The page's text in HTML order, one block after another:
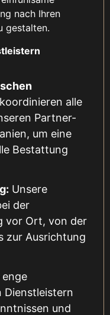
nach Ihren
gestalten.
alle
Partner-
um eine
Bestattung
Unsere
der
vor Ort, von der
zur Ausrichtung
enge
Dienstleistern
und